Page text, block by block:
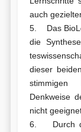
auch
5. Das
die
dieser
stimmigen
Denkweise
nicht
6. Durch